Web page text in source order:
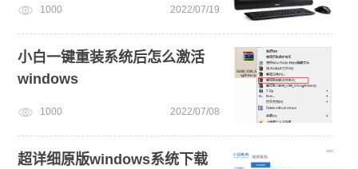
1000 2022/07/19
小白一键重装系统后怎么激活
windows
1000 2022/07/08
超详细原版windows系统下载